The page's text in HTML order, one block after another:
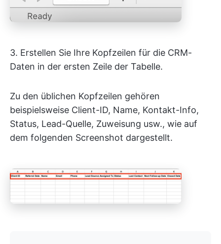
3. Erstellen Sie Ihre Kopfzeilen für die CRM-
Daten in der ersten Zeile der Tabelle.
Zu den üblichen Kopfzeilen gehören
beispielsweise Client-ID, Name, Kontakt-Info,
Status, Lead-Quelle, Zuweisung usw., wie auf
dem folgenden Screenshot dargestellt.